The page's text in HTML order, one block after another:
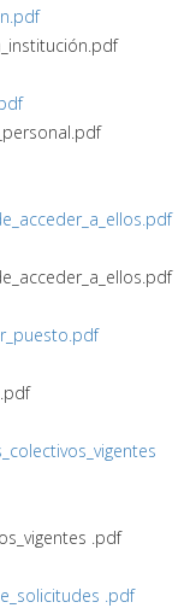
.pdf
.pdf